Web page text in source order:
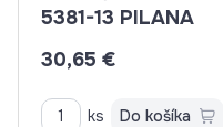
5381-13 PILANA
30,65 €
ks Do košíka